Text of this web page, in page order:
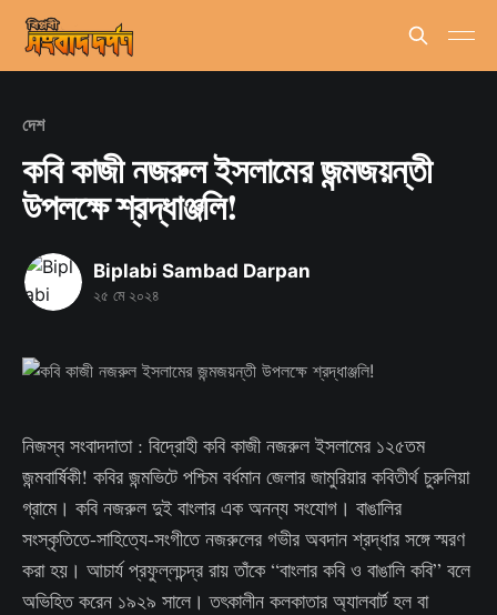
দেশ
কবি কাজী নজরুল ইসলামের জন্মজয়ন্তী
উপলক্ষে শ্রদ্ধাঞ্জলি!
Biplabi Sambad Darpan
২৫ মে ২০২৪
নিজস্ব সংবাদদাতা : বিদ্রোহী কবি কাজী নজরুল ইসলামের ১২৫তম
জন্মবার্ষিকী! কবির জন্মভিটে পশ্চিম বর্ধমান জেলার জামুরিয়ার কবিতীর্থ চুরুলিয়া
গ্রামে। কবি নজরুল দুই বাংলার এক অনন্য সংযোগ। বাঙালির
সংস্কৃতিতে-সাহিত্যে-সংগীতে নজরুলের গভীর অবদান শ্রদ্ধার সঙ্গে স্মরণ
করা হয়। আচার্য প্রফুল্লচন্দ্র রায় তাঁকে “বাংলার কবি ও বাঙালি কবি” বলে
অভিহিত করেন ১৯২৯ সালে। তৎকালীন কলকাতার অ্যালবার্ট হল বা